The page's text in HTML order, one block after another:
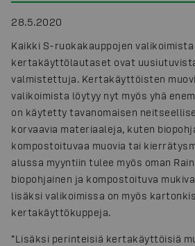
28.5.2020
Kaikki S-ruokakauppojen
kertakäyttölautaset ovat
valmistettuja. Kertakäyttöisten
valikoimista löytyy nyt myös yhä
on käytetty tavanomaisen
korvaavia materiaaleja, kuten
kompostoituvaa muovia tai
alussa myyntiin tulee myös oman
biopohjainen ja kompostoituva
lisäksi valikoimissa on myös
kertakäyttökuppeja.
”Lisäksi perinteisiä kertakäyttöisiä